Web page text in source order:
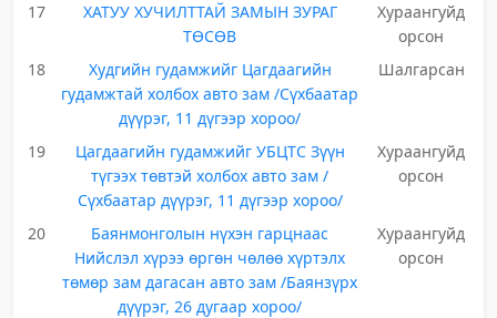
17
ХАТУУ ХУЧИЛТТАЙ ЗАМЫН ЗУРАГ
ТӨСӨВ
Хураангуйд
орсон
18
Худгийн гудамжийг Цагдаагийн
гудамжтай холбох авто зам /Сүхбаатар
дүүрэг, 11 дүгээр хороо/
Шалгарсан
19
Цагдаагийн гудамжийг УБЦТС Зүүн
түгээх төвтэй холбох авто зам /
Сүхбаатар дүүрэг, 11 дүгээр хороо/
Хураангуйд
орсон
20
Баянмонголын нүхэн гарцнаас
Нийслэл хүрээ өргөн чөлөө хүртэлх
төмөр зам дагасан авто зам /Баянзүрх
дүүрэг, 26 дугаар хороо/
Хураангуйд
орсон